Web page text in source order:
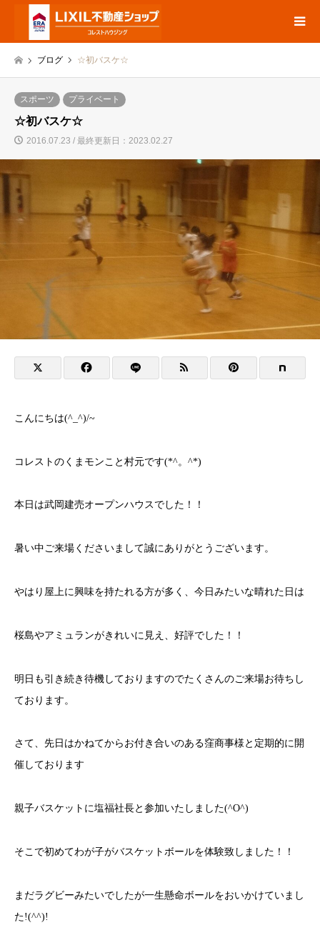
ブログ ☆初バスケ☆
スポーツ プライベート
☆初バスケ☆
2016.07.23 / 最終更新日：2023.02.27
こんにちは(^_^)/~
コレストのくまモンこと村元です(*^。^*)
本日は武岡建売オープンハウスでした！！
暑い中ご来場くださいまして誠にありがとうございます。
やはり屋上に興味を持たれる方が多く、今日みたいな晴れた日は
桜島やアミュランがきれいに見え、好評でした！！
明日も引き続き待機しておりますのでたくさんのご来場お待ちし
ております。
さて、先日はかねてからお付き合いのある窪商事様と定期的に開
催しております
親子バスケットに塩福社長と参加いたしました(^O^)
そこで初めてわが子がバスケットボールを体験致しました！！
まだラグビーみたいでしたが一生懸命ボールをおいかけていまし
た!(^^)!